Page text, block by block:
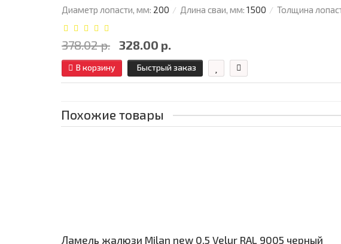
Диаметр лопасти, мм: 200 Длина сваи, мм: 1500 Толщина
378.02 р. 328.00 р.
В корзину Быстрый заказ
Похожие товары
Ламель жалюзи Milan new 0,5 Velur RAL 9005 черный